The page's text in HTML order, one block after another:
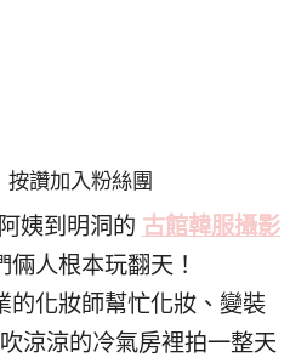
按讚加入粉絲團
姨到明洞的 古館韓服攝影
倆人根本玩翻天！
的化妝師幫忙化妝、變裝
涼涼的冷氣房裡拍一整天